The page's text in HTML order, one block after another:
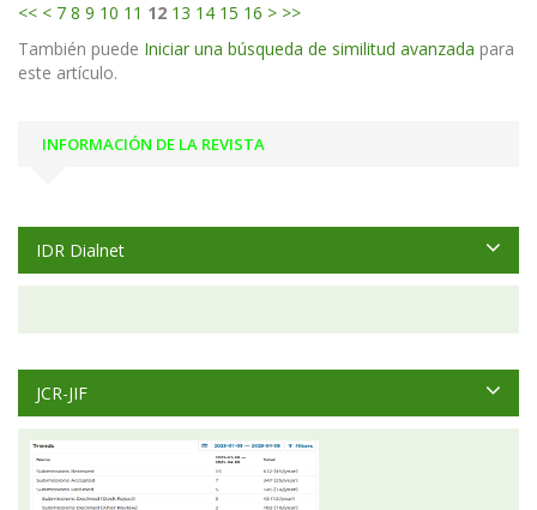
<< < 7 8 9 10 11 12 13 14 15 16 > >>
También puede Iniciar una búsqueda de similitud avanzada para
este artículo.
INFORMACIÓN DE LA REVISTA
IDR Dialnet
JCR-JIF